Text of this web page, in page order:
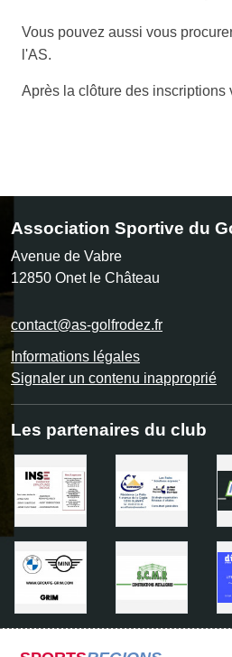
Vous pouvez aussi vous
l'AS.
Après la clôture des inscriptions
Association Sportive du
Avenue de Vabre
12850 Onet le Château
contact@as-golfrodez.fr
Informations légales
Signaler un contenu inapproprié
Les partenaires du club